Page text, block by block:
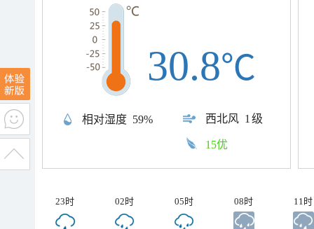
相对湿度 59% 西北风 1级
30.8℃
15优
23时 02时 05时 08时 11时